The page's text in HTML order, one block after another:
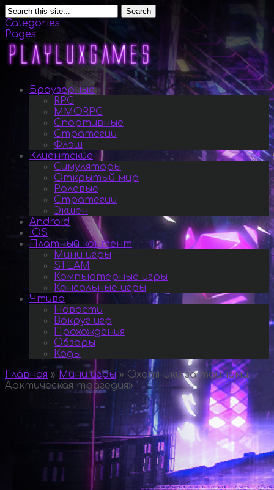
Search
Categories
Pages
Браузерные
RPG
MMORPG
Спортивные
Стратегии
Флэш
Клиентские
Симуляторы
Открытый мир
Ролевые
Стратегии
Экшен
Android
iOS
Платный контент
Мини игры
STEAM
Компьютерные игры
Консольные игры
Чтиво
Новости
Вокруг игр
Прохождения
Обзоры
Коды
Главная » Мини игры » Охотники за тайнами.
Арктическая трагедия»